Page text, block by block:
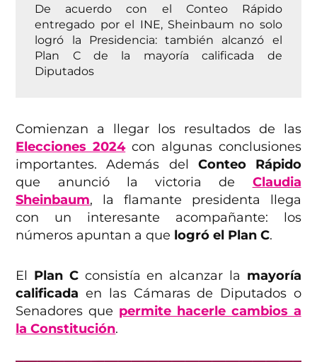
De acuerdo con el Conteo Rápido
entregado por el INE, Sheinbaum no solo
logró la Presidencia: también alcanzó el
Plan C de la mayoría calificada de
Diputados
Comienzan a llegar los resultados de las
Elecciones 2024 con algunas conclusiones
importantes. Además del Conteo Rápido
que anunció la victoria de Claudia
Sheinbaum, la flamante presidenta llega
con un interesante acompañante: los
números apuntan a que logró el Plan C.
El Plan C consistía en alcanzar la mayoría
calificadaen las Cámaras de Diputados o
Senadores que permite hacerle cambios a
la Constitución.